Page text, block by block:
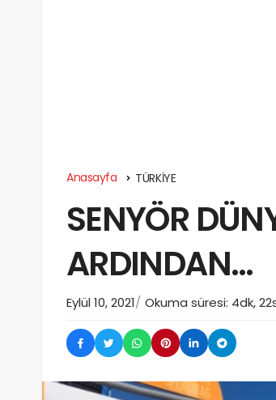
Anasayfa TÜRKİYE
SENYÖR
ARDINDAN…
Eylül 10, 2021 Okuma süresi: 4dk,